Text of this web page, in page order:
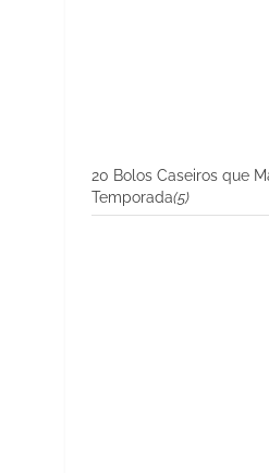
20 Bolos Caseiros que
Temporada(5)